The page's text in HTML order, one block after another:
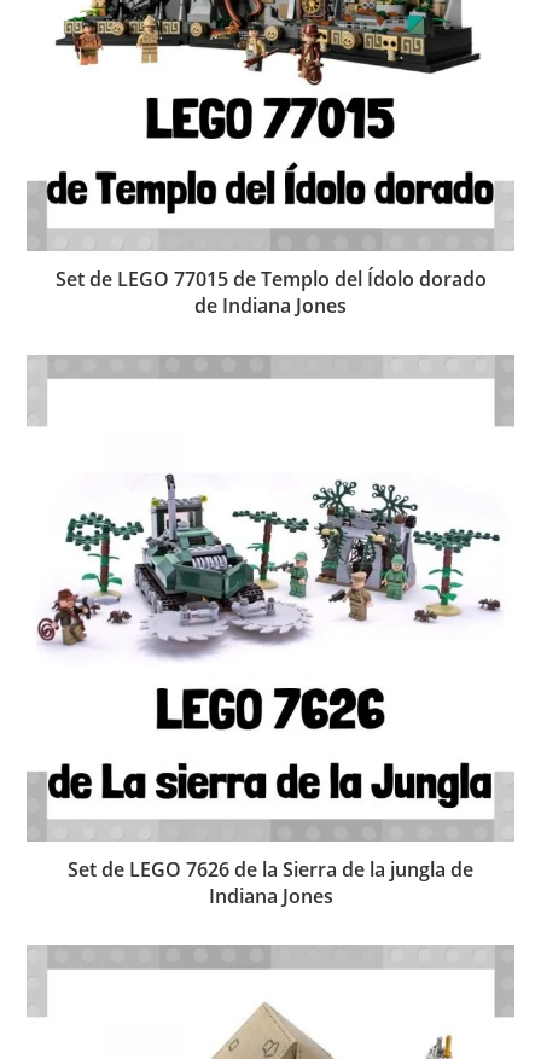
Set de LEGO 77015 de Templo del Ídolo dorado
de Indiana Jones
Set de LEGO 7626 de la Sierra de la jungla de
Indiana Jones